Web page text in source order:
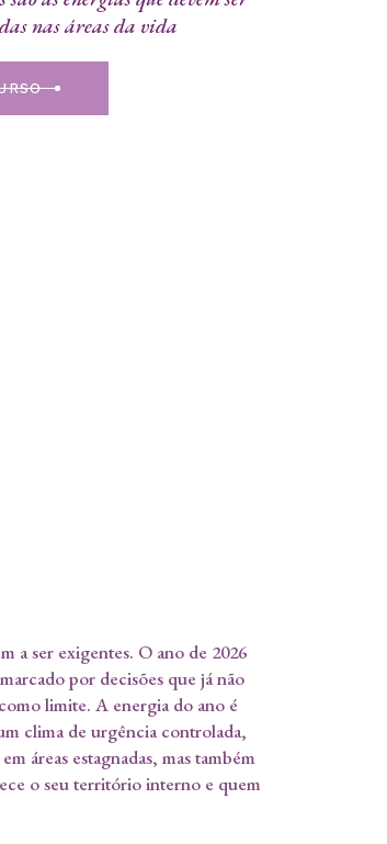
nas áreas da vida
a ser exigentes. O ano de 2026
por decisões que já não
limite. A energia do ano é
clima de urgência controlada,
áreas estagnadas, mas também
o seu território interno e quem